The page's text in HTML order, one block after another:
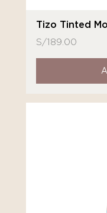
Tizo Tinted
S/189.00